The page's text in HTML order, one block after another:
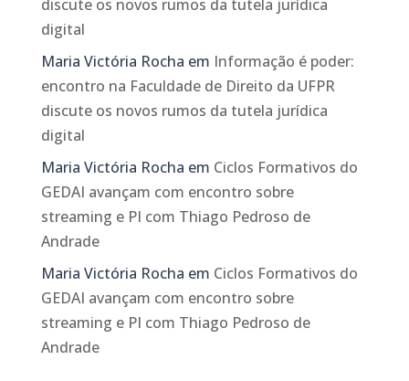
discute os novos rumos da tutela jurídica
digital
Maria Victória Rocha em Informação é poder:
encontro na Faculdade de Direito da UFPR
discute os novos rumos da tutela jurídica
digital
Maria Victória Rocha em Ciclos Formativos do
GEDAI avançam com encontro sobre
streaming e PI com Thiago Pedroso de
Andrade
Maria Victória Rocha em Ciclos Formativos do
GEDAI avançam com encontro sobre
streaming e PI com Thiago Pedroso de
Andrade